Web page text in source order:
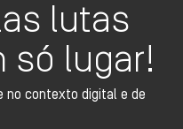
lutas
só lugar!
no contexto digital e de